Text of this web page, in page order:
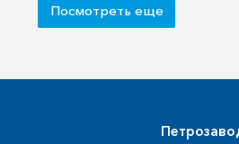
Посмотреть еще